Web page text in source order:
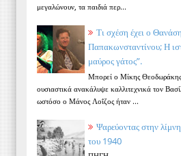
μεγαλώνουν, τα παιδιά περ...
Τι σχέση έχει ο
Παπακωνσταντίνου; Η
μαύρος γάτος”.
Μπορεί ο Μίκης Θεοδωράκης
ουσιαστικά ανακάλυψε καλλιτεχνικά τον
ωστόσο ο Μάνος Λοΐζος ήταν ...
Ψαρεύοντας στην
του 1940